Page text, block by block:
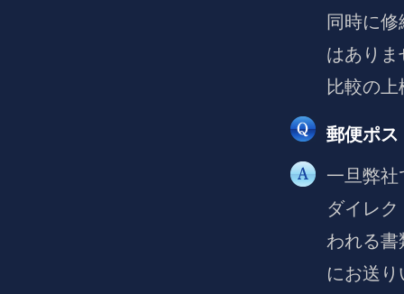
同時に
はありま
比較の
郵便ポス
一旦弊
ダイレ
われる
にお送